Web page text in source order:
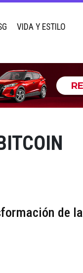
VIDA Y ESTILO
de la